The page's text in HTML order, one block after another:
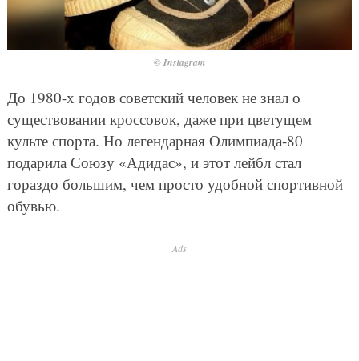
© Instagram
До 1980-х годов советский человек не знал о
существовании кроссовок, даже при цветущем
культе спорта. Но легендарная Олимпиада-80
подарила Союзу «Адидас», и этот лейбл стал
гораздо большим, чем просто удобной спортивной
обувью.
Ads